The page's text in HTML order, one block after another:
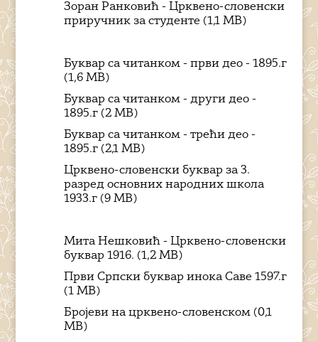
Зоран Ранковић - Црквено-словенски
приручник за студенте (1,1 MB)
Буквар са читанком - први део - 1895.г
(1,6 MB)
Буквар са читанком - други део -
1895.г (2 MB)
Буквар са читанком - трећи део -
1895.г (2,1 MB)
Црквено-словенски буквар за 3.
разред основних народних школа
1933.г (9 MB)
Мита Нешковић - Црквено-словенски
буквар 1916. (1,2 MB)
Први Српски буквар инока Саве 1597.г
(1 MB)
Бројеви на црквено-словенском (0,1
MB)